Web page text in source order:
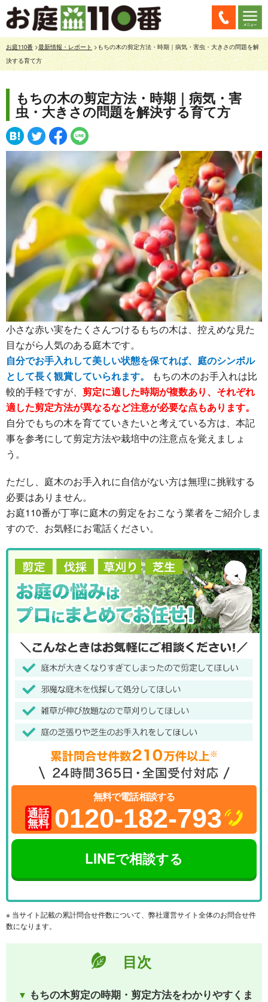
お庭110番>最新情報・レポート >もちの木の剪定方法・時期｜病気・害虫・大きさの問題を解
決する育て方
もちの木の剪定方法・時期｜病気・害
虫・大きさの問題を解決する育て方
小さな赤い実をたくさんつけるもちの木は、控えめな見た
目ながら人気のある庭木です。
自分でお手入れして美しい状態を保てれば、庭のシンボル
として長く観賞していられます。
もちの木のお手入れは比
較的手軽ですが、 剪定に適した時期が複数あり、それぞれ
適した剪定方法が異なるなど注意が必要な点もあります。
自分でもちの木を育てていきたいと考えている方は、本記
事を参考にして剪定方法や栽培中の注意点を覚えましょ
う。
ただし、庭木のお手入れに自信がない方は無理に挑戦する
必要はありません。
お庭110番が丁寧に庭木の剪定をおこなう業者をご紹介しま
すので、お気軽にお電話ください。
無料で電話相談する
通話
無料 0120-182-793
LINEで相談する
※ 当サイト記載の累計問合せ件数について、弊社運営サイト全体のお問合せ件
数になります。
目次
もちの木剪定の時期・剪定方法をわかりやすくま